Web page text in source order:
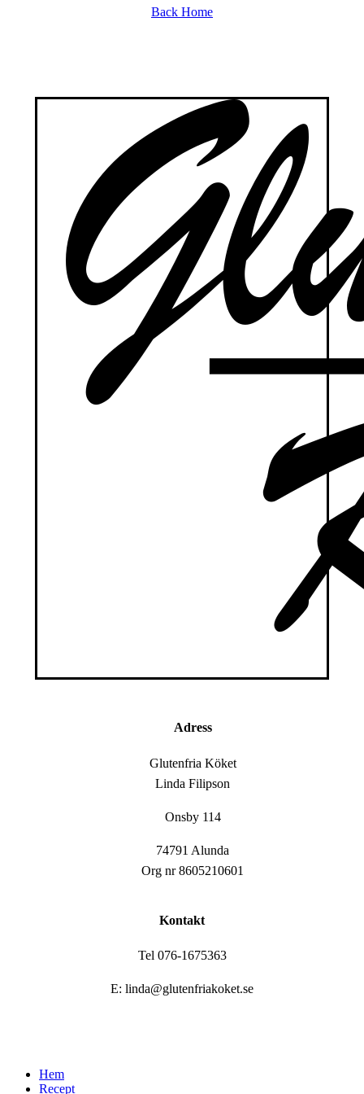
Back Home
Adress
Glutenfria Köket
Linda Filipson
Onsby 114
74791 Alunda
Org nr 8605210601
Kontakt
Tel 076-1675363
E: linda@glutenfriakoket.se
Close
Menu
Hem
Recept